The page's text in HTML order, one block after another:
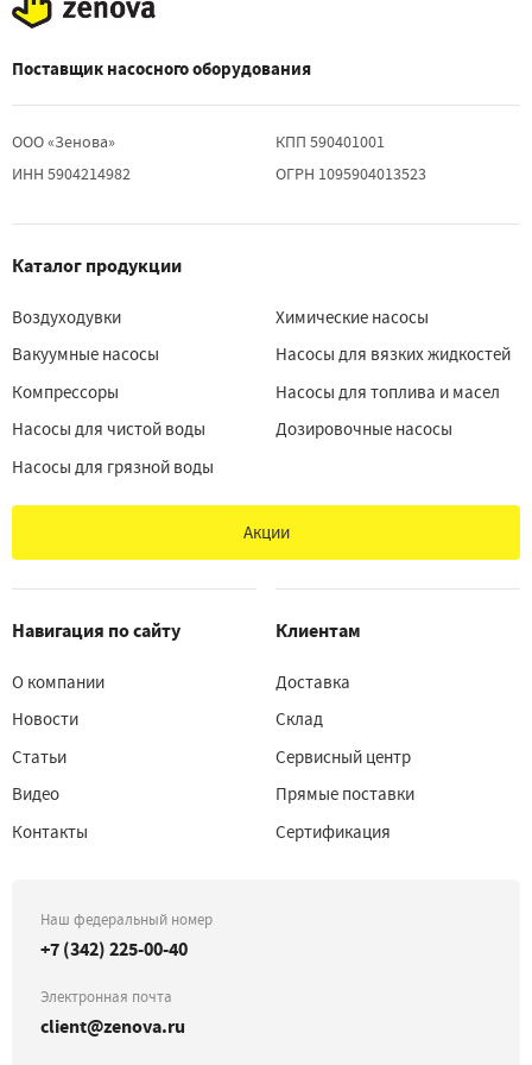
Поставщик насосного оборудования
ООО «Зенова»
ИНН 5904214982
КПП 590401001
ОГРН 1095904013523
Каталог продукции
Воздуходувки
Вакуумные насосы
Компрессоры
Насосы для чистой воды
Насосы для грязной воды
Химические насосы
Насосы для вязких жидкостей
Насосы для топлива и масел
Дозировочные насосы
Акции
Навигация по сайту
О компании
Новости
Статьи
Видео
Контакты
Клиентам
Доставка
Склад
Сервисный центр
Прямые поставки
Сертификация
Наш федеральный номер
+7 (342) 225-00-40
Электронная почта
client@zenova.ru